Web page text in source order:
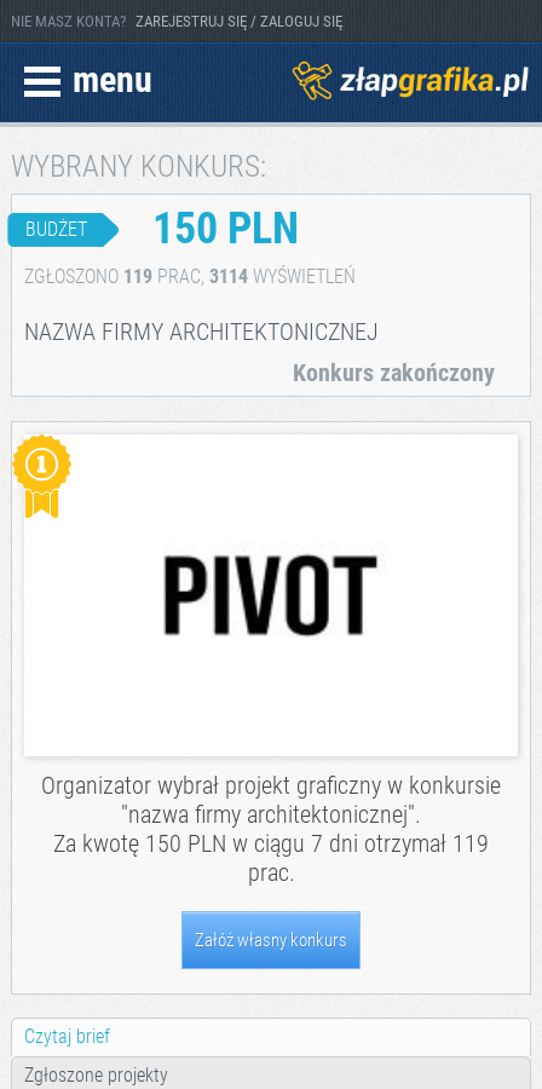
NIE MASZ KONTA? ZAREJESTRUJ SIĘ / ZALOGUJ SIĘ
menu
WYBRANY KONKURS:
BUDŻET 150 PLN
ZGŁOSZONO 119PRAC, 3114WYŚWIETLEŃ
NAZWA FIRMY ARCHITEKTONICZNEJ
Konkurs zakończony
Organizator wybrał projekt graficzny w konkursie
"nazwa firmy architektonicznej".
Za kwotę 150 PLN w ciągu 7 dni otrzymał 119
prac.
Załóż własny konkurs
Czytaj brief
Zgłoszone projekty